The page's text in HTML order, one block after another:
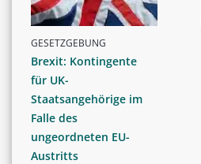
GESETZGEBUNG
Brexit: Kontingente
für UK-
Staatsangehörige im
Falle des
ungeordneten EU-
Austritts